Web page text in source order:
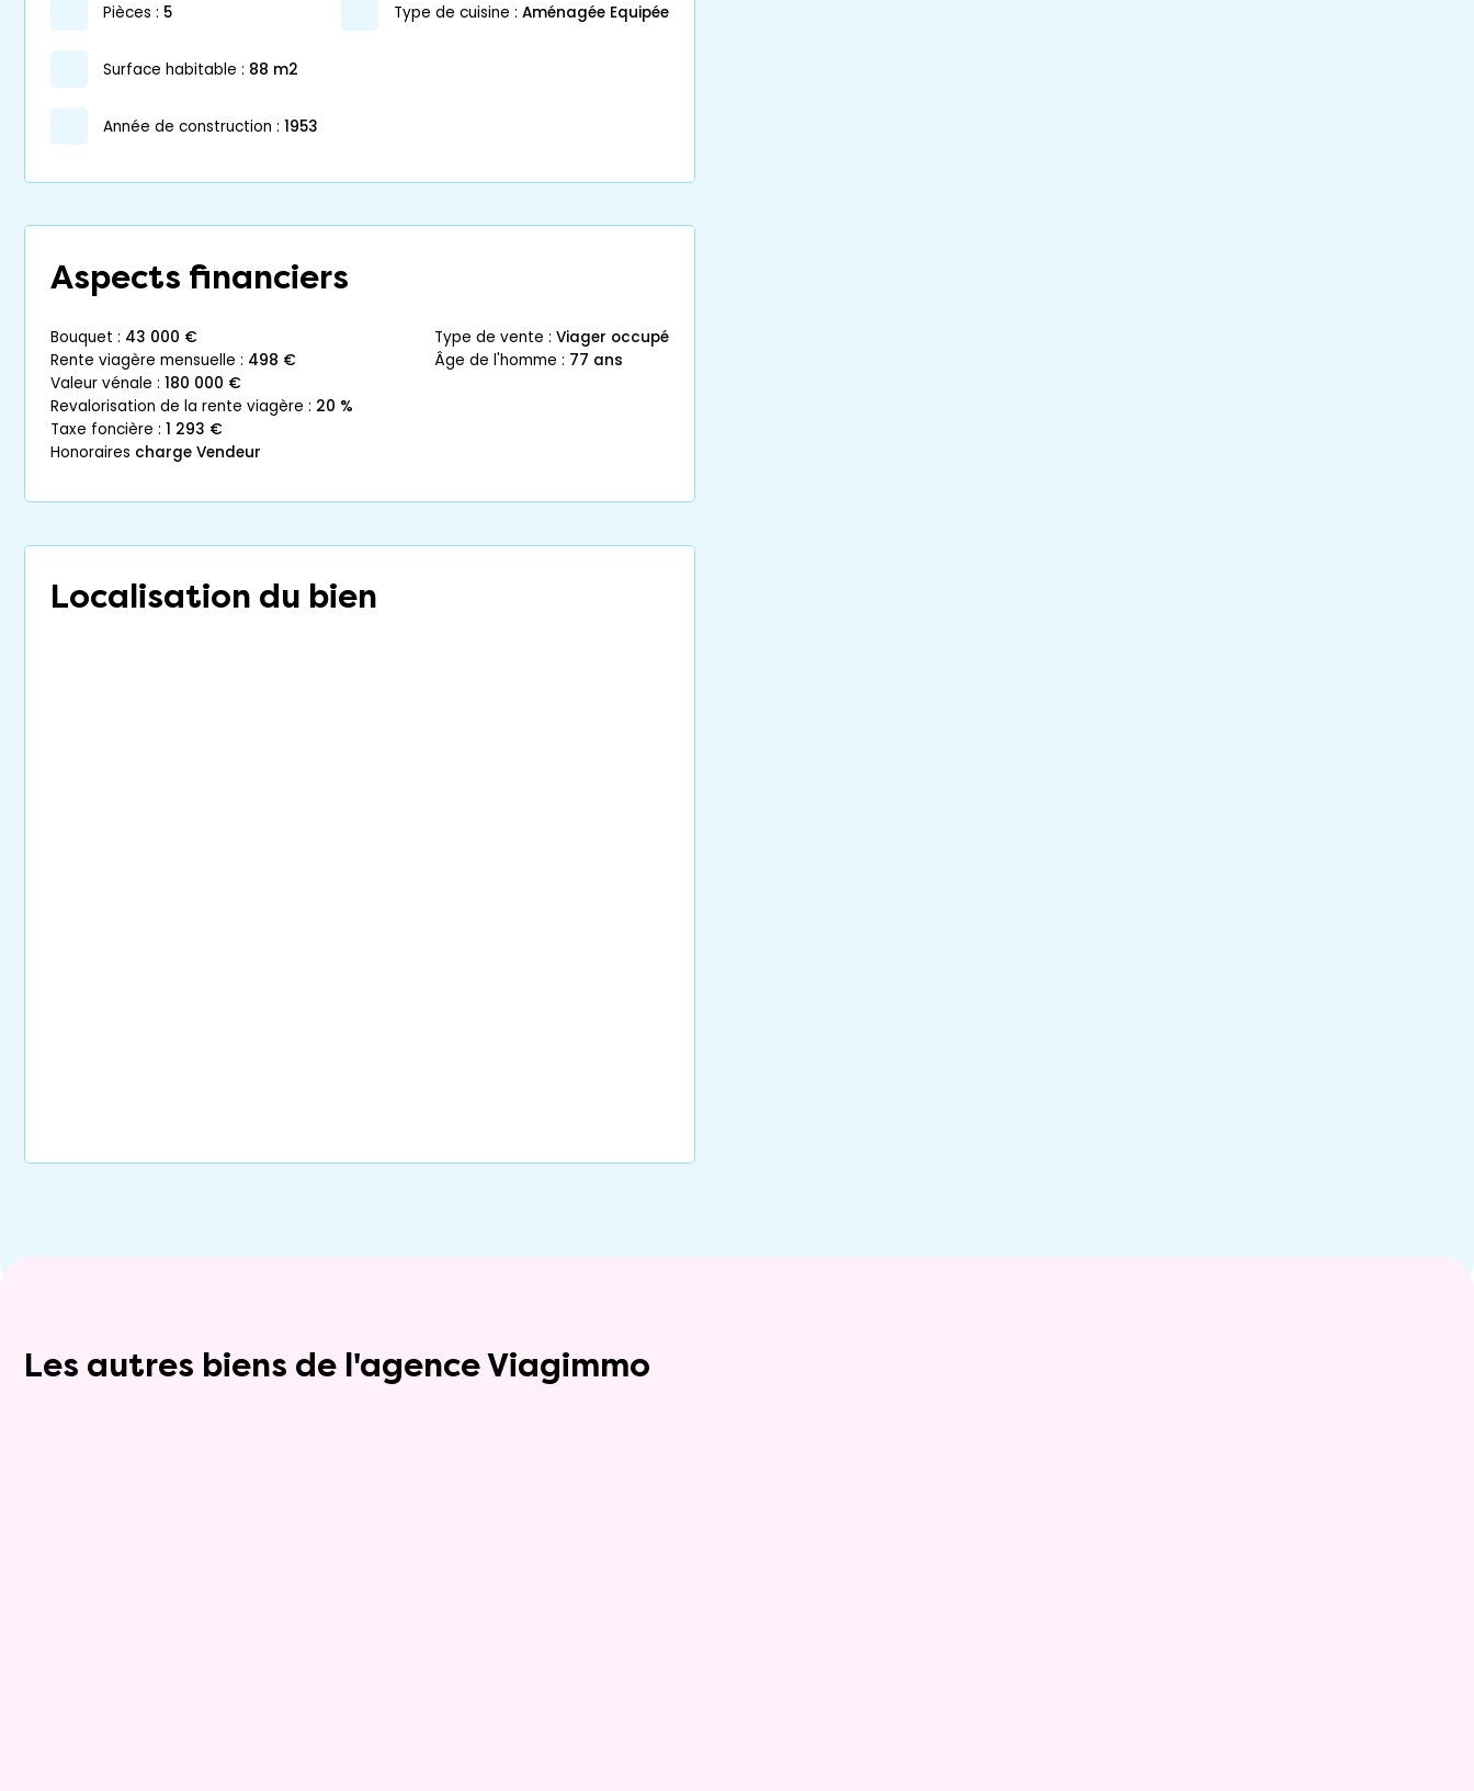
pièces : 5
surface habitable : 88 m2
année de construction : 1953
Type de cuisine : Aménagée Equipée
Aspects financiers
bouquet : 43 000 €
rente viagère mensuelle : 498 €
valeur vénale : 180 000 €
revalorisation de la rente viagère : 20 %
taxe foncière : 1 293 €
honoraires charge Vendeur
type de vente : Viager occupé
âge de l'homme : 77 ans
Localisation du bien
Les autres biens de l'agence Viagimmo